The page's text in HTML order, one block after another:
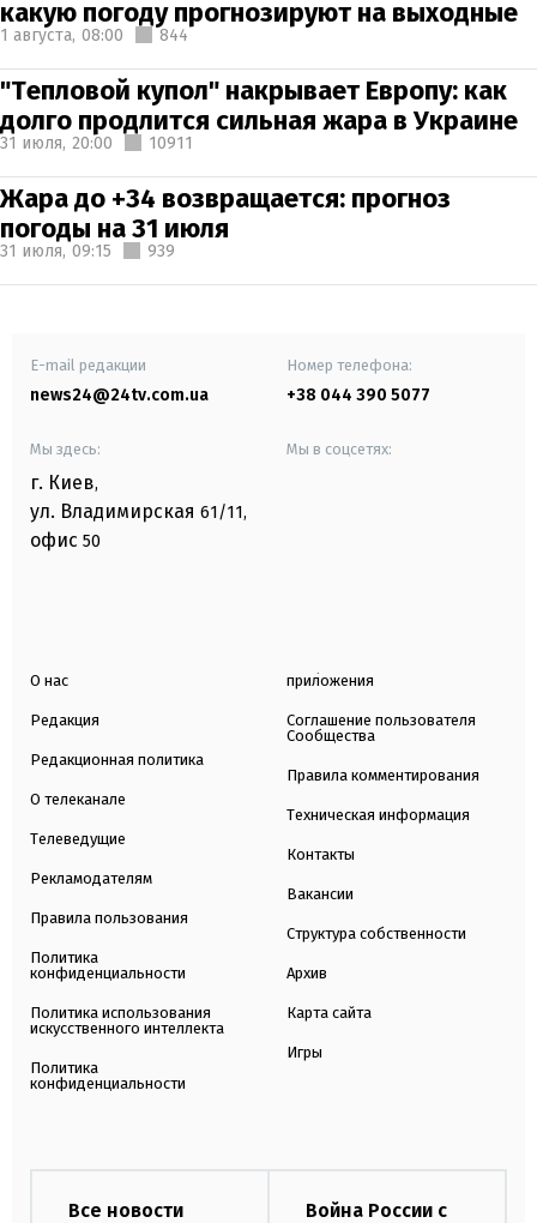
какую погоду прогнозируют на выходные
1 августа, 08:00 844
"Тепловой купол" накрывает Европу: как
долго продлится сильная жара в Украине
31 июля, 20:00 10911
Жара до +34 возвращается: прогноз
погоды на 31 июля
31 июля, 09:15 939
E-mail редакции
news24@24tv.com.ua
Номер телефона:
+38 044 390 5077
Мы здесь:
г. Киев,
ул. Владимирская 61/11,
офис 50
Мы в соцсетях:
О нас
Редакция
Редакционная политика
О телеканале
Телеведущие
Рекламодателям
Правила пользования
Политика
конфиденциальности
Политика использования
искусственного интеллекта
Политика
конфиденциальности
приложения
Соглашение пользователя
Сообщества
Правила комментирования
Техническая информация
Контакты
Вакансии
Структура собственности
Архив
Карта сайта
Игры
Все новости
Война России с